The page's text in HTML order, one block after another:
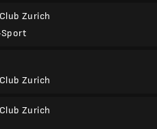
Zurich
Sport
Zurich
Zurich